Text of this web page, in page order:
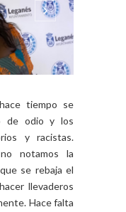
tiempo se
de odio y los
y racistas.
notamos la
se rebaja el
llevaderos
Hace falta